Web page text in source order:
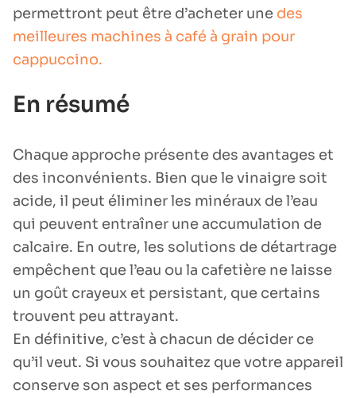
permettront peut être d’acheter une des
meilleures machines à café à grain pour
cappuccino.
En résumé
Chaque approche présente des avantages et
des inconvénients. Bien que le vinaigre soit
acide, il peut éliminer les minéraux de l’eau
qui peuvent entraîner une accumulation de
calcaire. En outre, les solutions de détartrage
empêchent que l’eau ou la cafetière ne laisse
un goût crayeux et persistant, que certains
trouvent peu attrayant.
En définitive, c’est à chacun de décider ce
qu’il veut. Si vous souhaitez que votre appareil
conserve son aspect et ses performances